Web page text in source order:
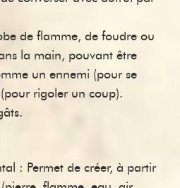
de flamme, de foudre ou
la main, pouvant être
un ennemi (pour se
rigoler un coup).
: Permet de créer, à partir